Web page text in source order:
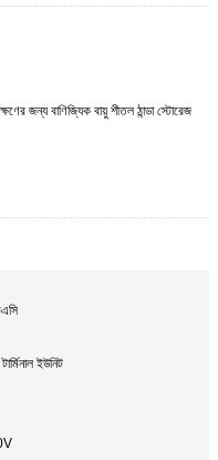
জন্য বাণিজ্যিক বায়ু শীতল ঠান্ডা স্টোরেজ
ইউনিট